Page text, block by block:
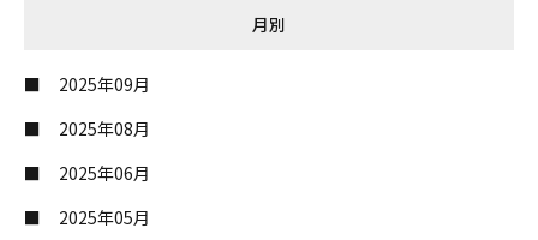
月別
2025年09月
2025年08月
2025年06月
2025年05月